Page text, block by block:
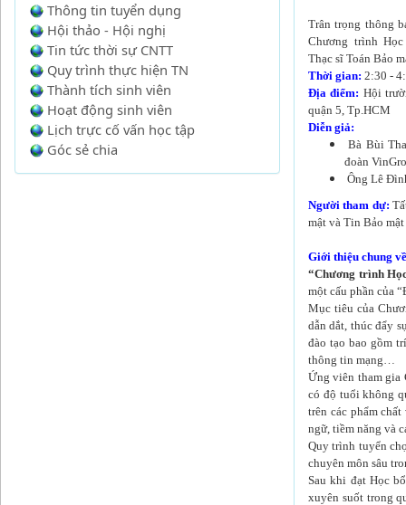
Thông tin tuyển dụng
Hội thảo - Hội nghị
Tin tức thời sự CNTT
Quy trình thực hiện TN
Thành tích sinh viên
Hoạt động sinh viên
Lịch trực cố vấn học tập
Góc sẻ chia
Trân trọng thông
Chương trình
Thạc sĩ Toán Bảo
Thời gian: 2:30 -
Địa điểm: Hội
quận 5, Tp.HCM
Diễn giả:
Bà Bùi
đoàn
Ông Lê
Người tham dự:
mật và Tin Bảo
Giới thiệu chung
“Chương trình
một cấu phần của
Mục tiêu của
dẫn dắt, thúc đẩy
đào tạo bao gồm
thông tin mạng…
Ứng viên tham gia
có độ tuổi không
trên các phẩm
ngữ, tiềm năng và
Quy trình tuyển
chuyên môn sâu
Sau khi đạt Học
xuyên suốt trong